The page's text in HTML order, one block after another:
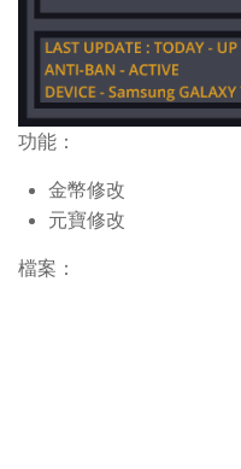
功能：
金幣修改
元寶修改
檔案：